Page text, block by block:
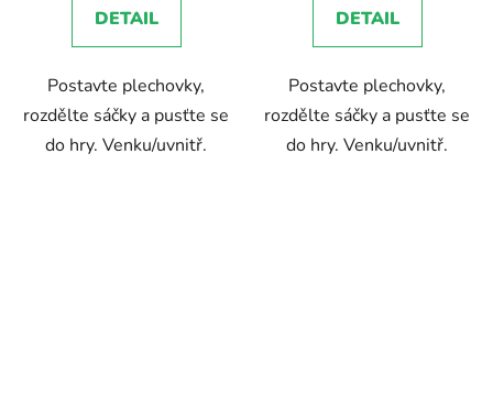
DETAIL
Postavte plechovky,
rozdělte sáčky a pusťte se
do hry. Venku/uvnitř.
DETAIL
Postavte plechovky,
rozdělte sáčky a pusťte se
do hry. Venku/uvnitř.